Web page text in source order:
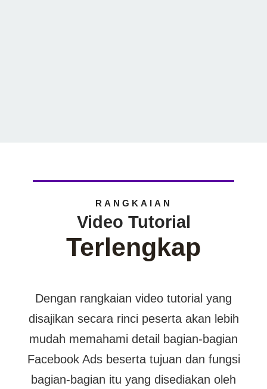
RANGKAIAN
Video Tutorial
Terlengkap
Dengan rangkaian video tutorial yang
disajikan secara rinci peserta akan lebih
mudah memahami detail bagian-bagian
Facebook Ads beserta tujuan dan fungsi
bagian-bagian itu yang disediakan oleh